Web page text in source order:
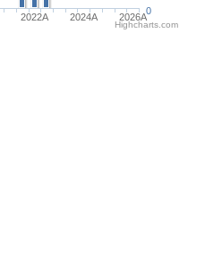
2022A 2024A 2026A
0
Highcharts.com